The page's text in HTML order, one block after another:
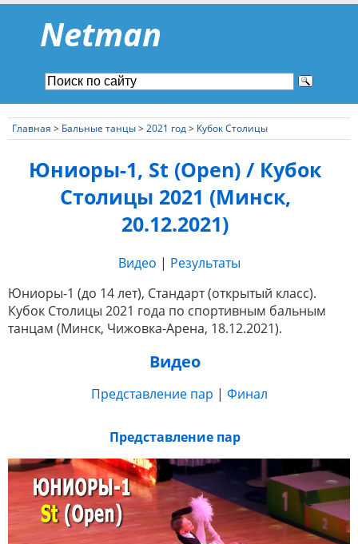
Netman
Главная > Бальные танцы>2021 год> Кубок Столицы
Юниоры-1, St (Open) / Кубок
Столицы 2021 (Минск,
20.12.2021)
Видео | Результаты
Юниоры-1 (до 14 лет), Стандарт (открытый класс).
Кубок Столицы 2021 года по спортивным бальным
танцам (Минск, Чижовка-Арена, 18.12.2021).
Видео
Представление пар | Финал
Представление пар